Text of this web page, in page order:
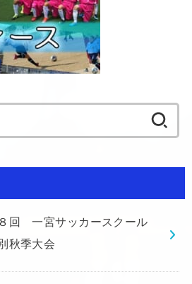
for:
回 一宮サッカースクール
秋季大会